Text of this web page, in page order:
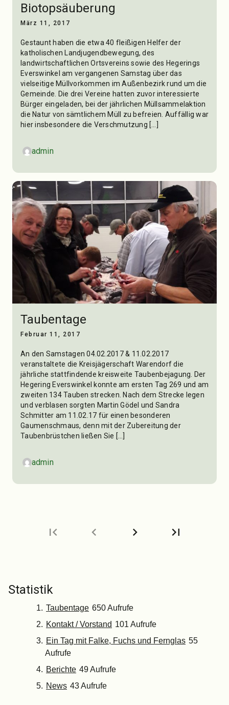
Biotopsäuberung
März 11, 2017
Gestaunt haben die etwa 40 fleißigen Helfer der
katholischen Landjugendbewegung, des
landwirtschaftlichen Ortsvereins sowie des Hegerings
Everswinkel am vergangenen Samstag über das
vielseitige Müllvorkommen im Außenbezirk rund um die
Gemeinde. Die drei Vereine hatten zuvor interessierte
Bürger eingeladen, bei der jährlichen Müllsammelaktion
die Natur von sämtlichem Müll zu befreien. Auffällig war
hier insbesondere die Verschmutzung […]
admin
Taubentage
Februar 11, 2017
An den Samstagen 04.02.2017 & 11.02.2017
veranstaltete die Kreisjägerschaft Warendorf die
jährliche stattfindende kreisweite Taubenbejagung. Der
Hegering Everswinkel konnte am ersten Tag 269 und am
zweiten 134 Tauben strecken. Nach dem Strecke legen
und verblasen sorgten Martin Gödel und Sandra
Schmitter am 11.02.17 für einen besonderen
Gaumenschmaus, denn mit der Zubereitung der
Taubenbrüstchen ließen Sie […]
admin
first_page chevron_left chevron_right last_page
Statistik
Taubentage 650 Aufrufe
Kontakt / Vorstand 101 Aufrufe
Ein Tag mit Falke, Fuchs und Fernglas 55
Aufrufe
Berichte 49 Aufrufe
News 43 Aufrufe